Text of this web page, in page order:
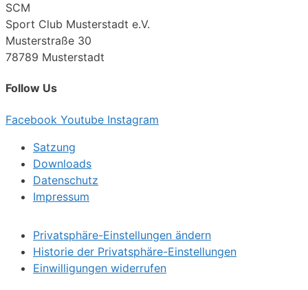
SCM
Sport Club Musterstadt e.V.
Musterstraße 30
78789 Musterstadt
Follow Us
Facebook Youtube Instagram
Satzung
Downloads
Datenschutz
Impressum
Privatsphäre-Einstellungen ändern
Historie der Privatsphäre-Einstellungen
Einwilligungen widerrufen